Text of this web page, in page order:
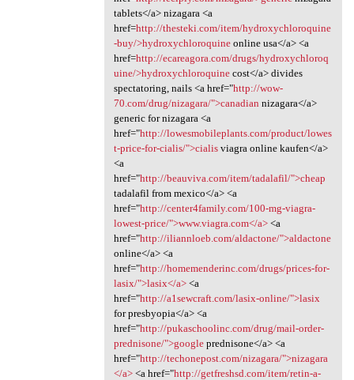
tablets</a> nizagara <a
href=http://thesteki.com/item/hydroxychloroquine
-buy/>hydroxychloroquineonline usa</a> <a
href=http://ecareagora.com/drugs/hydroxychloroq
uine/>hydroxychloroquinecost</a> divides
spectatoring, nails <a href="http://wow-
70.com/drug/nizagara/">canadian nizagara</a>
generic for nizagara <a
href="http://lowesmobileplants.com/product/lowes
t-price-for-cialis/">cialisviagra online kaufen</a>
<a
href="http://beauviva.com/item/tadalafil/">cheap
tadalafil from mexico</a> <a
href="http://center4family.com/100-mg-viagra-
lowest-price/">www.viagra.com</a><a
href="http://iliannloeb.com/aldactone/">aldactone
online</a> <a
href="http://homemenderinc.com/drugs/prices-for-
lasix/">lasix</a><a
href="http://a1sewcraft.com/lasix-online/">lasix
for presbyopia</a> <a
href="http://pukaschoolinc.com/drug/mail-order-
prednisone/">googleprednisone</a> <a
href="http://techonepost.com/nizagara/">nizagara
</a><a href="http://getfreshsd.com/item/retin-a-